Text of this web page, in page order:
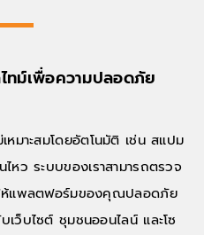
ทม์เพื่อความปลอดภัย
หมาะสมโดยอัตโนมัติ เช่น สแปม
หว ระบบของเราสามารถตรวจ
ห้แพลตฟอร์มของคุณปลอดภัย
ว็บไซต์ ชุมชนออนไลน์ และโซ